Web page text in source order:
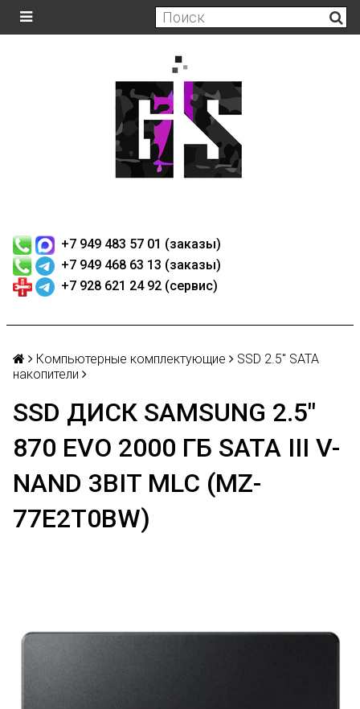
+7 949 483 57 01 (заказы)
+7 949 468 63 13 (заказы)
+7 928 621 24 92 (сервис)
Компьютерные комплектующие
SSD 2.5" SATA
накопители
SSD ДИСК SAMSUNG 2.5"
870 EVO 2000 ГБ SATA III V-
NAND 3BIT MLC (MZ-
77E2T0BW)